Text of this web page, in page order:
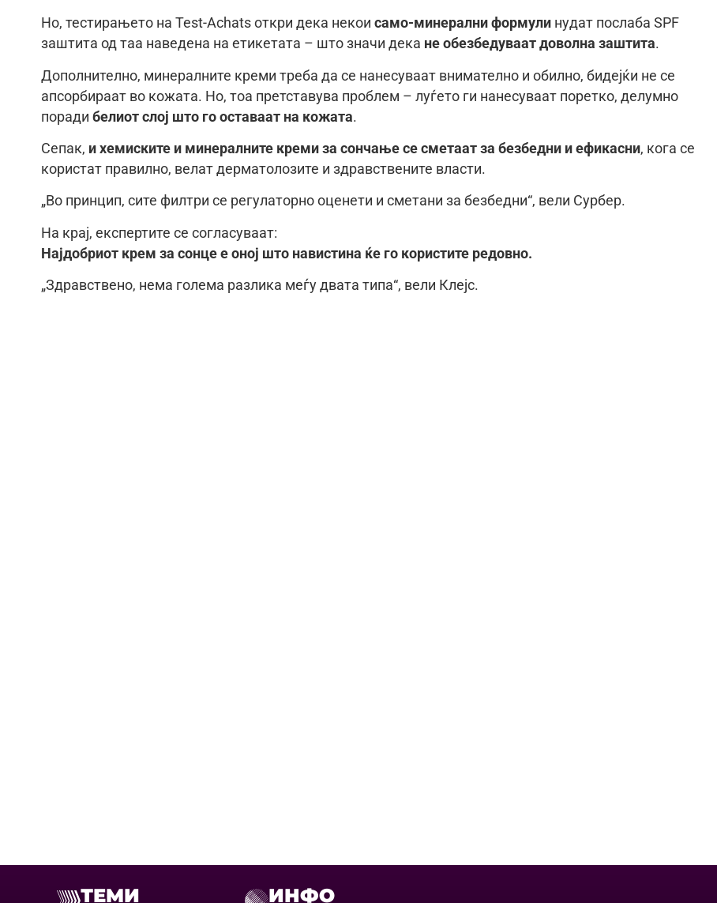
Но, тестирањето на Test-Achats откри дека некои само-минерални формули нудат послаба SPF
заштита од таа наведена на етикетата – што значи дека не обезбедуваат доволна заштита.
Дополнително, минералните креми треба да се нанесуваат внимателно и обилно, бидејќи не се
апсорбираат во кожата. Но, тоа претставува проблем – луѓето ги нанесуваат поретко, делумно
поради белиот слој што го оставаат на кожата.
Сепак, и хемиските и минералните креми за сончање се сметаат за безбедни и ефикасни, кога се
користат правилно, велат дерматолозите и здравствените власти.
„Во принцип, сите филтри се регулаторно оценети и сметани за безбедни“, вели Сурбер.
На крај, експертите се согласуваат:
Најдобриот крем за сонце е оној што навистина ќе го користите редовно.
„Здравствено, нема голема разлика меѓу двата типа“, вели Клејс.
ТЕМИ ИНФО